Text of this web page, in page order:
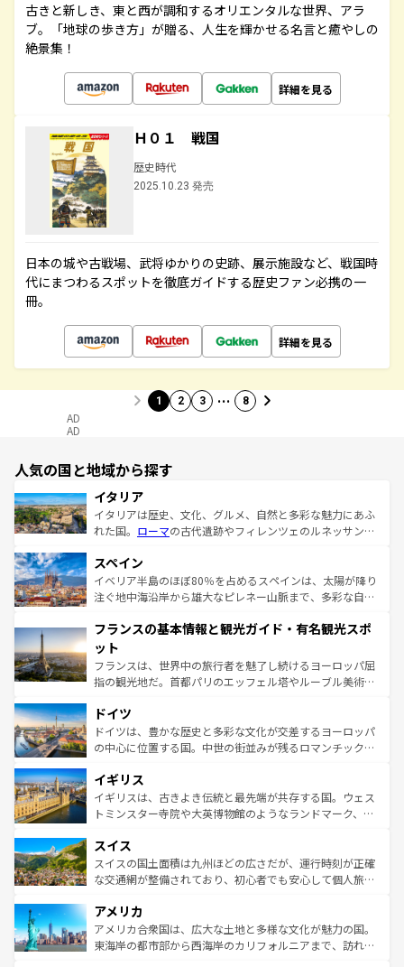
古きと新しき、東と西が調和するオリエンタルな世界、アラ
ブ。「地球の歩き方」が贈る、人生を輝かせる名言と癒やしの
絶景集！
詳細を見る
Ｈ０１ 戦国
歴史時代
2025.10.23 発売
日本の城や古戦場、武将ゆかりの史跡、展示施設など、戦国時
代にまつわるスポットを徹底ガイドする歴史ファン必携の一
冊。
詳細を見る
1 2 3 … 8
AD
AD
人気の国と地域から探す
イタリア
イタリアは歴史、文化、グルメ、自然と多彩な魅力にあふ
れた国。 ローマの古代遺跡やフィレンツェのルネッサンス
ろん、トスカーナの美しい田園風景やアマルフィ海岸の絶
景など、自然景観も見逃せない。観光の合間には、本場の
ピザやパスタなど、絶品のイタリア料理を堪能することも
ませてくれるイタリアで、忘れられない旅をしてみよう！
なお、新着のイタリア情報は
しい。
スペイン
イベリア半島のほぼ80％を占めるスペインは、太陽が降り
注ぐ地中海沿岸から雄大なピレネー山脈まで、多彩な自然
文化が根付くこの国では、情熱的なフラメンコ、熱気あふ
れる闘牛、そして美味しいタパスが生活の一部となってい
る。首都マドリードの洗練された雰囲気や、バルセロナの
アートに溢れた街角から、地方では古代ローマ遺跡や中世
せる。地方によって風土や気候が異なるスペインはその個
性で訪れる人を魅了する。 なお、新着のスペイン情報は コ
ンテンツ一覧を参照してほしい。
フランスの基本情報と観光ガイド・有名観光スポ
ット
フランスは、世界中の旅行者を魅了し続けるヨーロッパ屈
指の観光地だ。首都パリのエッフェル塔やルーブル美術館
で、幅広い魅力が詰まっている。華麗な宮殿、歴史的な大
聖堂、美しいビーチ、そして豊かな自然が、訪れる者を心
から魅了する。また、フランスは美食の国としても知ら
いる。シャンパンの発祥地であるランス、プロヴァンスの
香り高いラベンダー畑など、多彩な楽しみ方が可能だ。さ
らに、パリ以外の地域にも魅力が溢れており、どの街角に
れる地方に足を運ぶとそれぞれで全く異なる文化を体験で
きるだろう。 なお、新着のフランス情報はコンテンツ一覧
を参照してほしい。
ドイツ
ドイツは、豊かな歴史と多彩な文化が交差するヨーロッパ
の中心に位置する国。中世の街並みが残るロマンチック街
顔を持つこの国は、どこを歩いても飽きることがない。ベ
ルリンの文化的活気、バイエルン州のアルプスの絶景、そ
してライン川沿いのワイン畑といった風景は必見。ビール
は、お酒好きな人にはぜひ体験してほしい。 なお、新着の
ドイツ情報はコンテンツ一覧を参照してほしい。
イギリス
イギリスは、古きよき伝統と最先端が共存する国。ウェス
トミンスター寺院や大英博物館のようなランドマーク、歴
リアごとに異なる魅力がある。また、優雅なアフタヌーン
ティー、ビール好きにはたまらない英国パブ、サッカー観
戦など、本場だからこそできる体験も豊富。イギリスを旅
ンツ一覧を参照してほしい。
スイス
スイスの国土面積は九州ほどの広さだが、運行時刻が正確
な交通網が整備されており、初心者でも安心して個人旅行
の建物がそのまま残る町や、スイスならではのユニークな
博物館もあり、アルプス観光だけでなく町歩きも満喫する
ことができる。国民の所得が高いため物価も高いが、旅行
アメリカ
アメリカ合衆国は、広大な土地と多様な文化が魅力の国。
東海岸の都市部から西海岸のカリフォルニアまで、訪れる